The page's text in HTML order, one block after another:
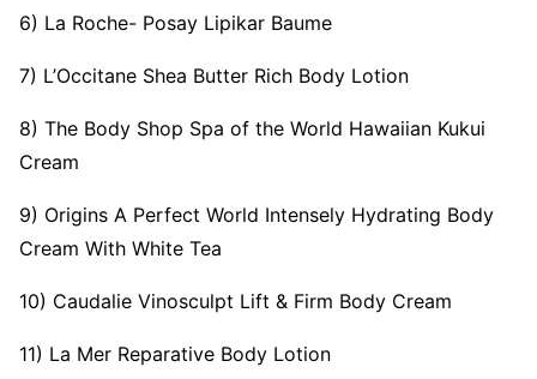
6) La Roche- Posay Lipikar Baume
7) L’Occitane Shea Butter Rich Body Lotion
8) The Body Shop Spa of the World Hawaiian Kukui
Cream
9) Origins A Perfect World Intensely Hydrating Body
Cream With White Tea
10) Caudalie Vinosculpt Lift & Firm Body Cream
11) La Mer Reparative Body Lotion